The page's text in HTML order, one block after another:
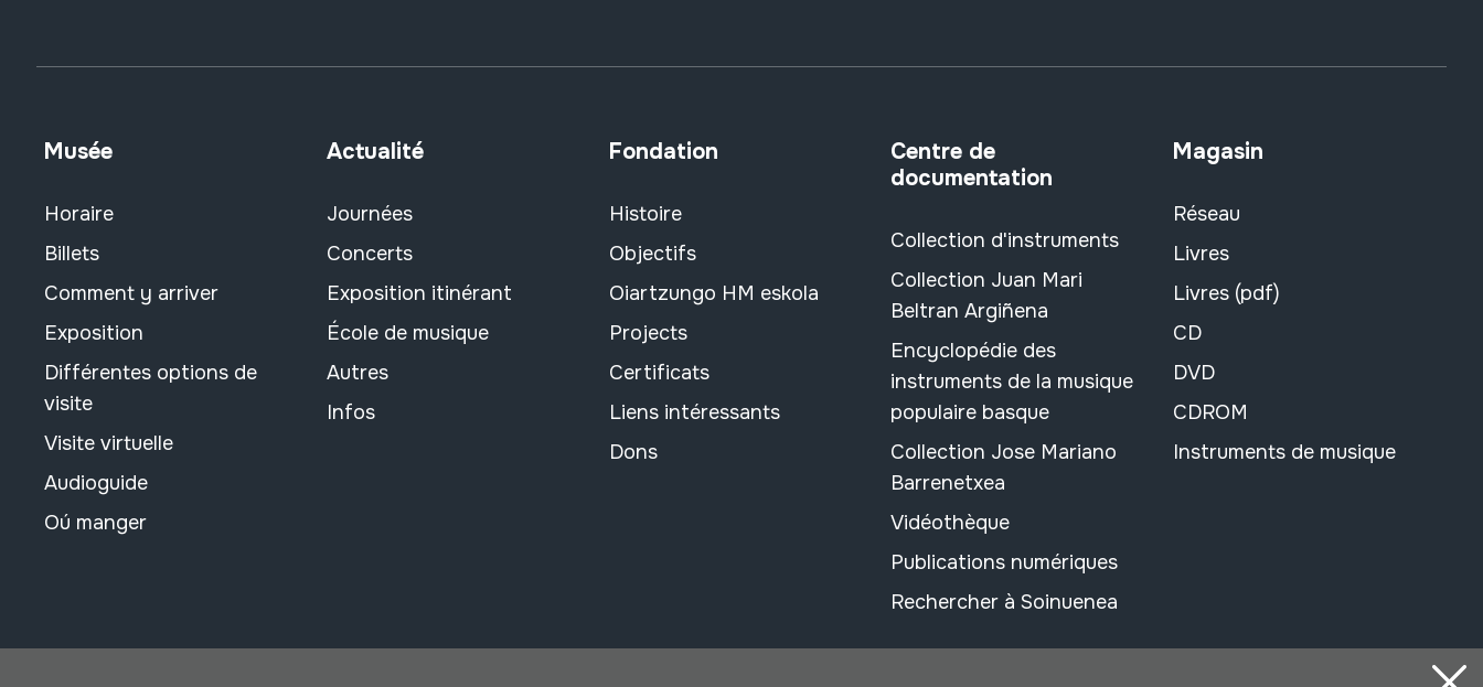
Musée
Horaire
Billets
Comment y arriver
Exposition
Différentes options de
visite
Visite virtuelle
Audioguide
Oú manger
Actualité
Journées
Concerts
Exposition itinérant
École de musique
Autres
Infos
Fondation
Histoire
Objectifs
Oiartzungo HM eskola
Projects
Certificats
Liens intéressants
Dons
Centre de
documentation
Collection d'instruments
Collection Juan Mari
Beltran Argiñena
Encyclopédie des
instruments de la musique
populaire basque
Collection Jose Mariano
Barrenetxea
Vidéothèque
Publications numériques
Rechercher à Soinuenea
Magasin
Réseau
Livres
Livres (pdf)
CD
DVD
CDROM
Instruments de musique